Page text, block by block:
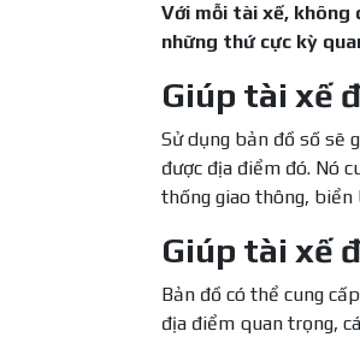
Với mỗi tài xế, không
những thứ cực kỳ
Giúp tài xế
Sử dụng bản đồ số sẽ
được địa điểm đó. Nó
thống giao thông, biển
Giúp tài xế
Bản đồ có thể cung
địa điểm quan trọng,